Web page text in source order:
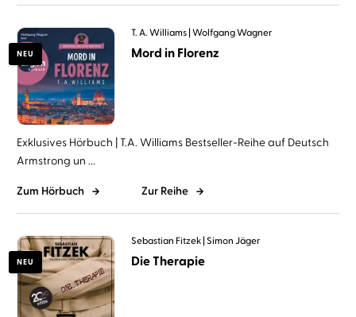
NEU
T. A. Williams Wolfgang Wagner
Mord in Florenz
Exklusives Hörbuch | T.A. Williams Bestseller-Reihe auf Deutsch
Armstrong un ...
Zum Hörbuch Zur Reihe
NEU
Sebastian Fitzek Simon Jäger
Die Therapie